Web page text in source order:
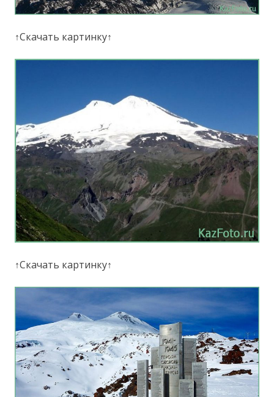
↑Скачать картинку↑
↑Скачать картинку↑